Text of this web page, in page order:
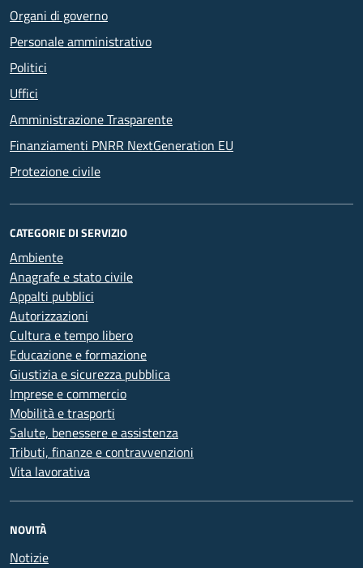
Organi di governo
Personale amministrativo
Politici
Uffici
Amministrazione Trasparente
Finanziamenti PNRR NextGeneration EU
Protezione civile
CATEGORIE DI SERVIZIO
Ambiente
Anagrafe e stato civile
Appalti pubblici
Autorizzazioni
Cultura e tempo libero
Educazione e formazione
Giustizia e sicurezza pubblica
Imprese e commercio
Mobilità e trasporti
Salute, benessere e assistenza
Tributi, finanze e contravvenzioni
Vita lavorativa
NOVITÀ
Notizie